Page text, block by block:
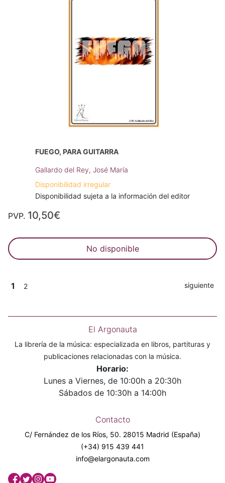
FUEGO, PARA GUITARRA
Gallardo del Rey, José María
Disponibilidad irregular
Disponibilidad sujeta a la información del editor
PVP. 10,50€
No disponible
1 2 siguiente
El Argonauta
La librería de la música: especializada en libros, partituras y
publicaciones relacionadas con la música.
Horario:
Lunes a Viernes, de 10:00h a 20:30h
Sábados de 10:30h a 14:00h
Contacto
C/ Fernández de los Ríos, 50. 28015 Madrid (España)
(+34) 915 439 441
info@elargonauta.com